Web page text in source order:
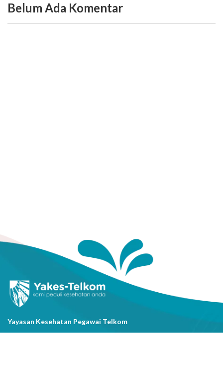
Belum Ada Komentar
Yayasan Kesehatan Pegawai Telkom